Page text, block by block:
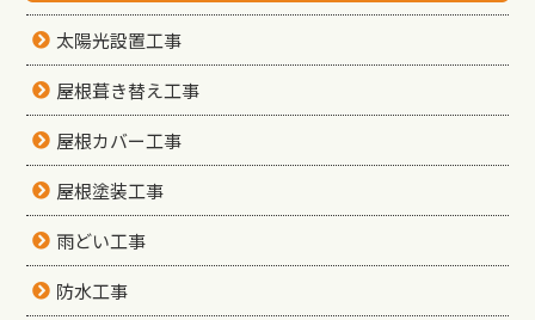
太陽光設置工事
屋根葺き替え工事
屋根カバー工事
屋根塗装工事
雨どい工事
防水工事